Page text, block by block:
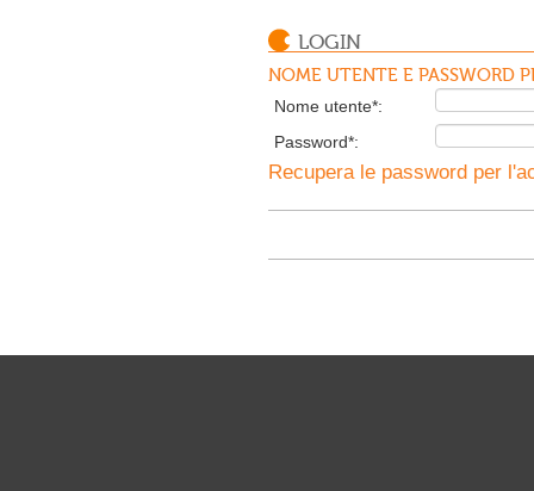
LOGIN
NOME UTENTE E PASSWORD
Nome utente*:
Password*:
Recupera le password per